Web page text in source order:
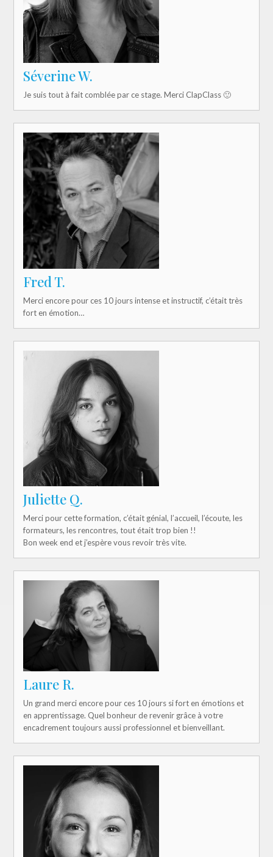
Séverine W.
Je suis tout à fait comblée par ce stage. Merci ClapClass 🙂
Fred T.
Merci encore pour ces 10 jours intense et instructif, c’était très
fort en émotion…
Juliette Q.
Merci pour cette formation, c’était génial, l’accueil, l’écoute, les
formateurs, les rencontres, tout était trop bien !!
Bon week end et j’espère vous revoir très vite.
Laure R.
Un grand merci encore pour ces 10 jours si fort en émotions et
en apprentissage. Quel bonheur de revenir grâce à votre
encadrement toujours aussi professionnel et bienveillant.